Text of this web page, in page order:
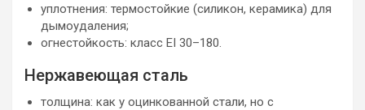
уплотнения: термостойкие (силикон, керамика) для
дымоудаления;
огнестойкость: класс EI 30–180.
Нержавеющая сталь
толщина: как у оцинкованной стали, но с